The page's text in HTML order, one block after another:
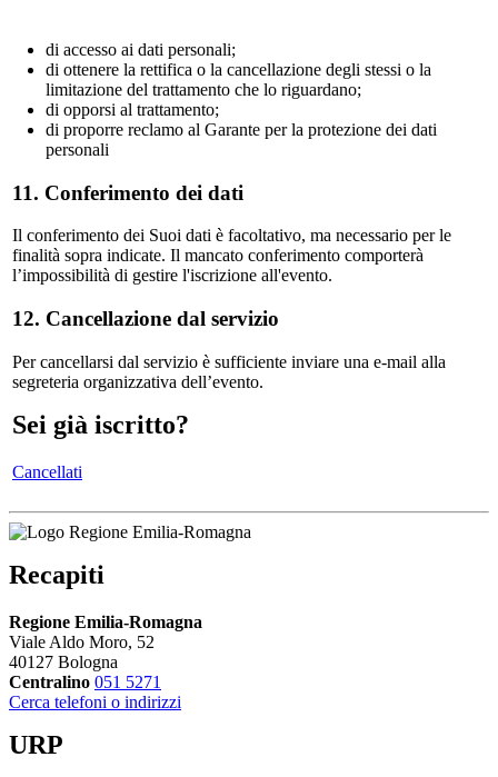
di accesso ai dati personali;
di ottenere la rettifica o la cancellazione degli stessi o la
limitazione del trattamento che lo riguardano;
di opporsi al trattamento;
di proporre reclamo al Garante per la protezione dei dati
personali
11. Conferimento dei dati
Il conferimento dei Suoi dati è facoltativo, ma necessario per le
finalità sopra indicate. Il mancato conferimento comporterà
l’impossibilità di gestire l'iscrizione all'evento.
12. Cancellazione dal servizio
Per cancellarsi dal servizio è sufficiente inviare una e-mail alla
segreteria organizzativa dell’evento.
Sei già iscritto?
Cancellati
Recapiti
Regione Emilia-Romagna
Viale Aldo Moro, 52
40127 Bologna
Centralino 051 5271
Cerca telefoni o indirizzi
URP